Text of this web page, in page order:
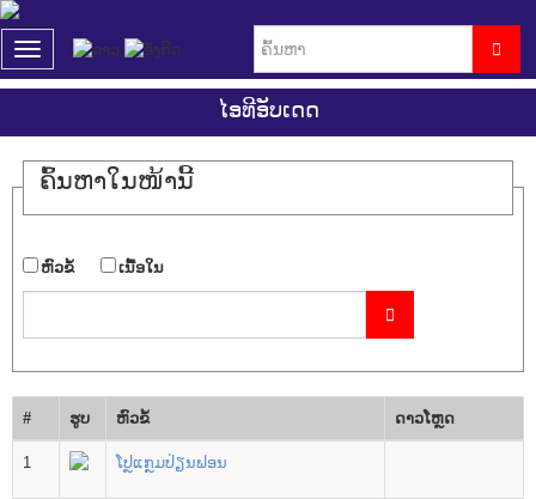
T
o
l
e
a
i
g
o
n
ໄອທີອັບເດດ
ຄົ້ນ​ຫາ​ໃນ​ໜ້ານີ້
​ຫົວ​ຂໍ້ ​ເນື້ອ​ໃນ
# ຮູບ ​ຫົວ​ຂໍ້ ດາວ​ໂຫຼດ
1 ໂປຼແກຼມປ່ຽນຟອນ